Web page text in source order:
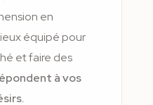
en
équipé pour
et faire des
à vos